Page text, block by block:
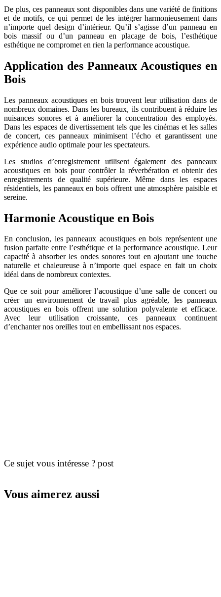
De plus, ces panneaux sont disponibles dans une variété de finitions
et de motifs, ce qui permet de les intégrer harmonieusement dans
n’importe quel design d’intérieur. Qu’il s’agisse d’un panneau en
bois massif ou d’un panneau en placage de bois, l’esthétique
esthétique ne compromet en rien la performance acoustique.
Application des Panneaux Acoustiques en
Bois
Les panneaux acoustiques en bois trouvent leur utilisation dans de
nombreux domaines. Dans les bureaux, ils contribuent à réduire les
nuisances sonores et à améliorer la concentration des employés.
Dans les espaces de divertissement tels que les cinémas et les salles
de concert, ces panneaux minimisent l’écho et garantissent une
expérience audio optimale pour les spectateurs.
Les studios d’enregistrement utilisent également des panneaux
acoustiques en bois pour contrôler la réverbération et obtenir des
enregistrements de qualité supérieure. Même dans les espaces
résidentiels, les panneaux en bois offrent une atmosphère paisible et
sereine.
Harmonie Acoustique en Bois
En conclusion, les panneaux acoustiques en bois représentent une
fusion parfaite entre l’esthétique et la performance acoustique. Leur
capacité à absorber les ondes sonores tout en ajoutant une touche
naturelle et chaleureuse à n’importe quel espace en fait un choix
idéal dans de nombreux contextes.
Que ce soit pour améliorer l’acoustique d’une salle de concert ou
créer un environnement de travail plus agréable, les panneaux
acoustiques en bois offrent une solution polyvalente et efficace.
Avec leur utilisation croissante, ces panneaux continuent
d’enchanter nos oreilles tout en embellissant nos espaces.
Ce sujet vous intéresse ? post
Vous aimerez aussi